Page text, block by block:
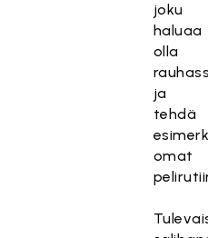
joku
haluaa
olla
ja
tehdä
omat